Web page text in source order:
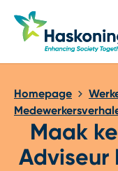
Sluiten
Homepage
Maak
Adviseur